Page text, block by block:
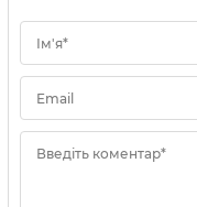
Ім'я*
Email
Введіть коментар*